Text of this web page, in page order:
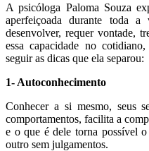
A psicóloga Paloma Souza
aperfeiçoada durante toda
desenvolver, requer vontade,
essa capacidade no
seguir as dicas que ela separou:
1- Autoconhecimento
Conhecer a si mesmo, seus
comportamentos, facilita a
e o que é dele torna possível
outro sem julgamentos.